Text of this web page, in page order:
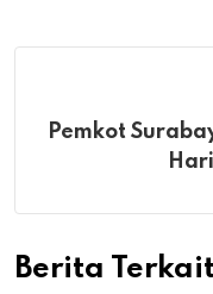
Pemkot
Berita